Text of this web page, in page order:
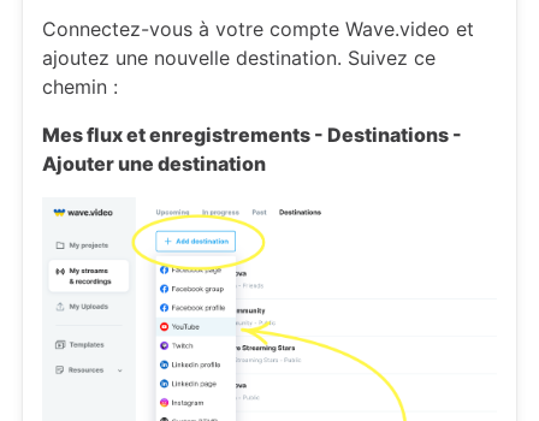
Connectez-vous à votre compte Wave.video et
ajoutez une nouvelle destination. Suivez ce
chemin :
Mes flux et enregistrements - Destinations -
Ajouter une destination